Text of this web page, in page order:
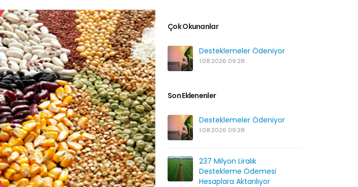
Çok Okunanlar
Desteklemeler Ödeniyor
1.08.2026 09:28
Son Eklenenler
Desteklemeler Ödeniyor
1.08.2026 09:28
237 Milyon Liralık
Destekleme Ödemesi
Hesaplara Aktarılıyor